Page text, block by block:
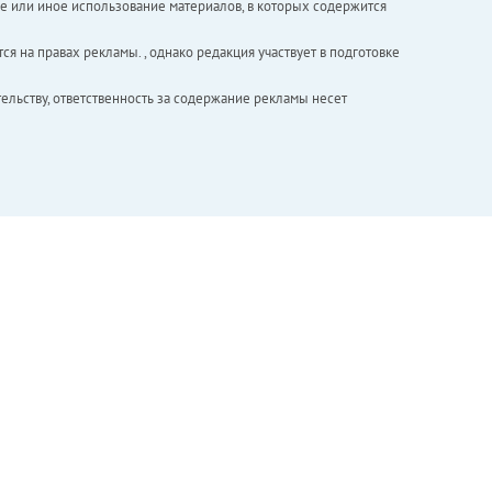
иное использование материалов, в которых содержится
правах рекламы. , однако редакция участвует в подготовке
ответственность за содержание рекламы несет